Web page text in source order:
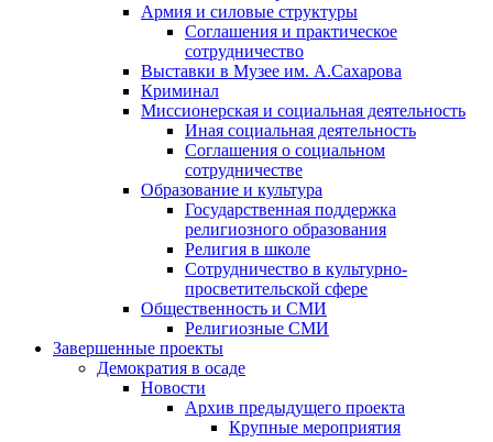
Армия и силовые структуры
Соглашения и практическое
сотрудничество
Выставки в Музее им. А.Сахарова
Криминал
Миссионерская и социальная деятельность
Иная социальная деятельность
Соглашения о социальном
сотрудничестве
Образование и культура
Государственная поддержка
религиозного образования
Религия в школе
Сотрудничество в культурно-
просветительской сфере
Общественность и СМИ
Религиозные СМИ
Завершенные проекты
Демократия в осаде
Новости
Архив предыдущего проекта
Крупные мероприятия